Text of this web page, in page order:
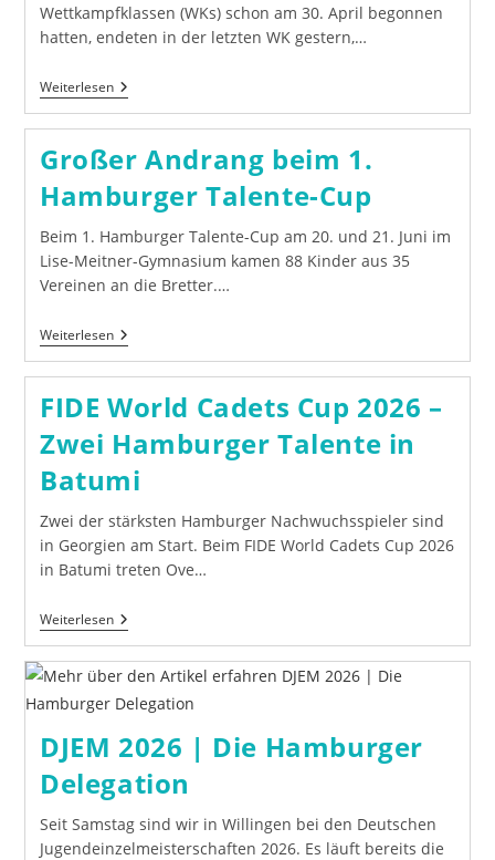
Wettkampfklassen (WKs) schon am 30. April begonnen
hatten, endeten in der letzten WK gestern,…
WeiterlesenFazit
Zu
2026
Großer Andrang beim 1.
Hamburger Talente-Cup
Beim 1. Hamburger Talente-Cup am 20. und 21. Juni im
Lise-Meitner-Gymnasium kamen 88 Kinder aus 35
Vereinen an die Bretter.…
WeiterlesenGroßer
Andrang
Hamburger
Talente-
Cup
FIDE World Cadets Cup 2026 –
Zwei Hamburger Talente in
Batumi
Zwei der stärksten Hamburger Nachwuchsspieler sind
in Georgien am Start. Beim FIDE World Cadets Cup 2026
in Batumi treten Ove…
WeiterlesenFIDE
World
Cup
–
Hamburger
Talente
In
Batumi
DJEM 2026 | Die Hamburger
Delegation
Seit Samstag sind wir in Willingen bei den Deutschen
Jugendeinzelmeisterschaften 2026. Es läuft bereits die